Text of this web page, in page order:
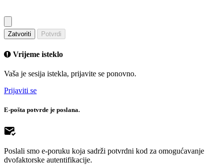
Zatvoriti Potvrdi
Vrijeme isteklo
Vaša je sesija istekla, prijavite se ponovno.
Prijaviti se
E-pošta potvrde je poslana.
Poslali smo e-poruku koja sadrži potvrdni kod za omogućavanje
dvofaktorske autentifikacije.